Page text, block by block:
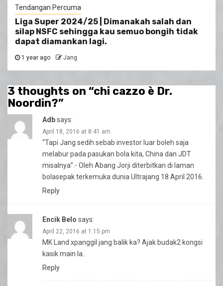
Tendangan Percuma
Liga Super 2024/25 | Dimanakah salah dan
silap NSFC sehingga kau semuo bongih tidak
dapat diamankan lagi.
1 year ago Jang
3 thoughts on “chi cazzo è Dr.
Noordin?”
Adbsays:
April 18, 2016 at 8:41 am
“Tapi Jang sedih sebab investor luar boleh saja
melabur pada pasukan bola kita, China dan JDT
misalnya”.- Oleh Abang Jorji diterbitkan di laman
bolasepak terkemuka dunia Ultrajang 18 April 2016.
Reply
Encik Belo says:
April 22, 2016 at 1:15 pm
MK Land xpanggil jang balik ka? Ajak budak2 kongsi
kasik main la..
Reply